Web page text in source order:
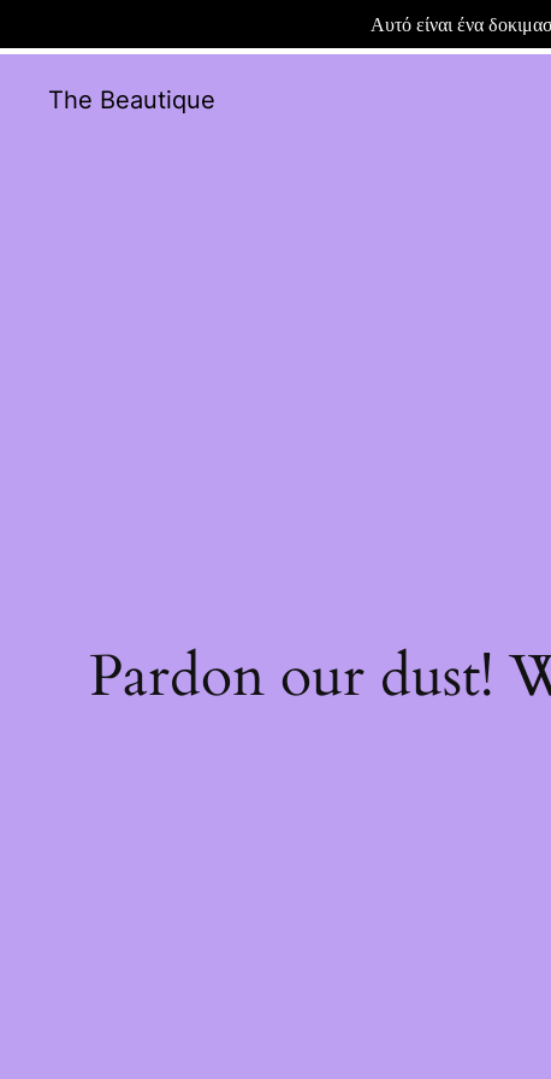
Αυτό είναι ένα
The Beautique
Pardon our dust!